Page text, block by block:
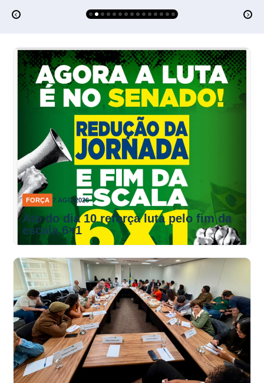
FORÇA 7 AGO 2026
Ato do dia 10 reforça luta pelo fim da
escala 6×1